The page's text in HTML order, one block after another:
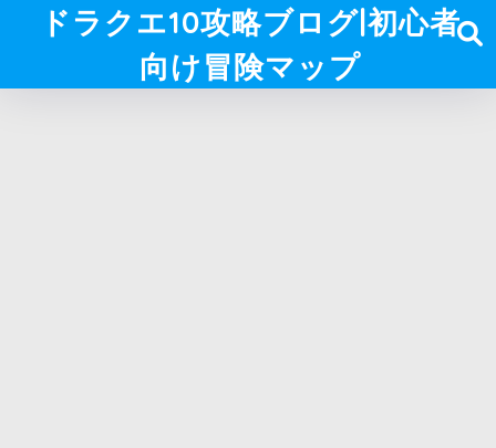
ドラクエ10攻略ブログ|初心者
向け冒険マップ